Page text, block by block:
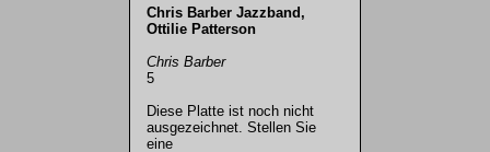
Chris Barber Jazzband,
Ottilie Patterson
Chris Barber
5
Diese Platte ist noch nicht
ausgezeichnet. Stellen Sie
eine